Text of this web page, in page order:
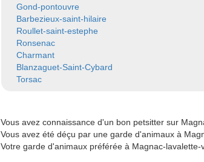
Gond-pontouvre
Barbezieux-saint-hilaire
Roullet-saint-estephe
Ronsenac
Charmant
Blanzaguet-Saint-Cybard
Torsac
Vous avez connaissance d'un bon petsitter sur
Vous avez été déçu par une garde d'animaux à
Votre garde d'animaux préférée à Magnac-